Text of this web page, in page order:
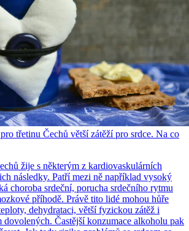
třetinu Čechů větší zátěží pro srdce. Na co
žije s některým z kardiovaskulárních
následky. Patří mezi ně například vysoký
choroba srdeční, porucha srdečního rytmu
příhodě. Právě tito lidé mohou hůře
dehydrataci, větší fyzickou zátěž i
dovolených. Častější konzumace alkoholu pak